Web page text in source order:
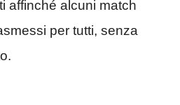
affinché alcuni match
per tutti, senza